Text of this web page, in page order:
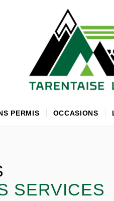
PERMIS OCCASIONS
SERVICES